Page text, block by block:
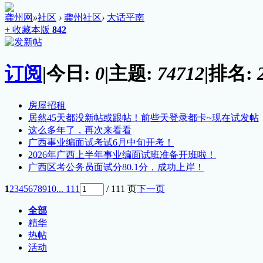
龚州网 »社区 › 龚州社区› 大话平南
+ 收藏本版 842
订阅|今日: 0|主题: 74712|排名:
房屋招租
居然45天都没新帖或跟帖！前些天登录都卡~现在试发帖
这么多年了，再次来看看
广西事业编面试考试6月中旬开考！
2026年广西上半年事业编面试班准备开班啦！
广西区考公务员面试分80.1分，成功上岸！
12345678910... 111 / 111 页下一页
全部
精华
热帖
活动